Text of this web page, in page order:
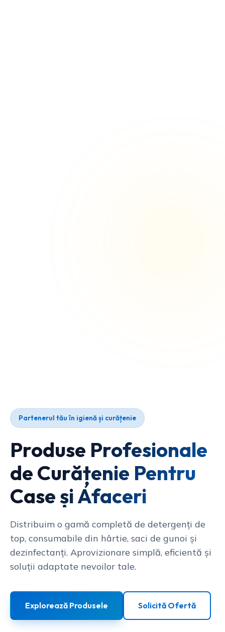
Partenerul tău în igienă și curățenie
Produse Profesionale
de Curățenie Pentru
Case și Afaceri
Distribuim o gamă completă de detergenți de
top, consumabile din hârtie, saci de gunoi și
dezinfectanți. Aprovizionare simplă, eficientă și
soluții adaptate nevoilor tale.
Explorează Produsele Solicită Ofertă